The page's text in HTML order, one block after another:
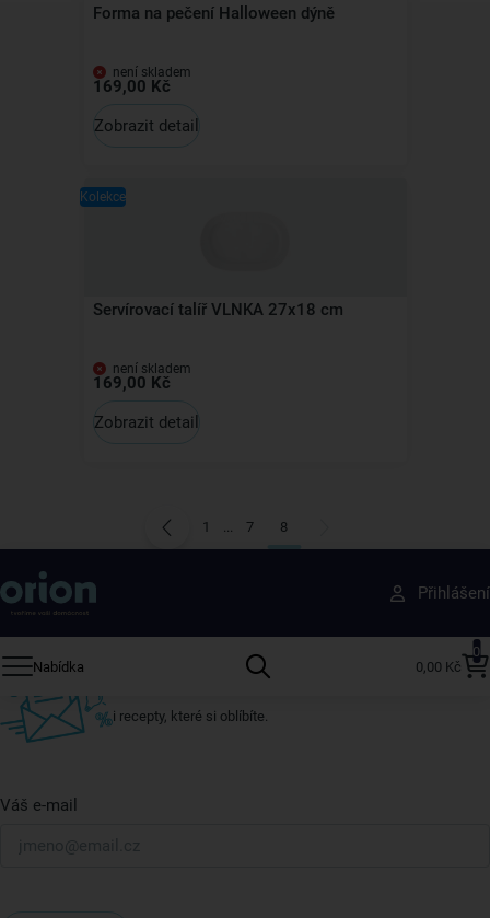
Forma na pečení Halloween dýně
není skladem
169,00 Kč
Zobrazit detail
Kolekce
Servírovací talíř VLNKA 27x18 cm
není skladem
169,00 Kč
Zobrazit detail
1 ... 7 8
Přihlášení
Nabídka
0
0,00 Kč
Získejte rady, recepty a tipy na slevy dřív než
ostatní
Přihlaste se k odběru našeho newsletteru.
i recepty, které si oblíbíte.
Váš e-mail